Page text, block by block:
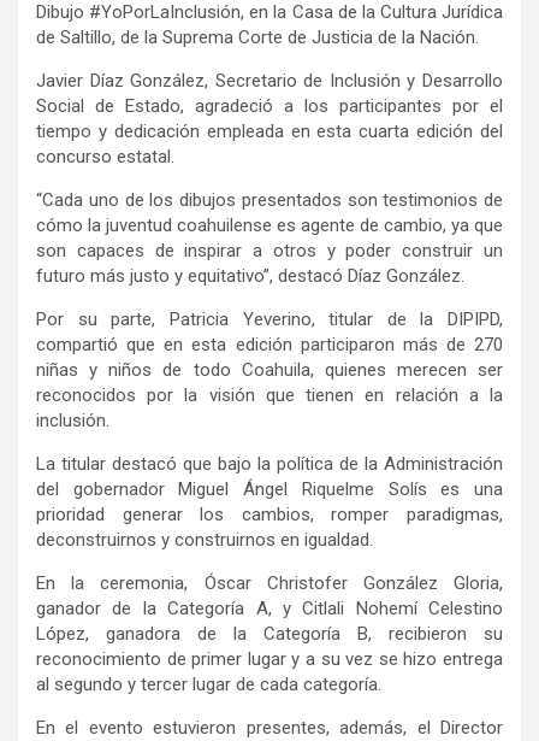
Dibujo #YoPorLaInclusión, en la Casa de la Cultura Jurídica
de Saltillo, de la Suprema Corte de Justicia de la Nación.
Javier Díaz González, Secretario de Inclusión y Desarrollo
Social de Estado, agradeció a los participantes por el
tiempo y dedicación empleada en esta cuarta edición del
concurso estatal.
“Cada uno de los dibujos presentados son testimonios de
cómo la juventud coahuilense es agente de cambio, ya que
son capaces de inspirar a otros y poder construir un
futuro más justo y equitativo”, destacó Díaz González.
Por su parte, Patricia Yeverino, titular de la DIPIPD,
compartió que en esta edición participaron más de 270
niñas y niños de todo Coahuila, quienes merecen ser
reconocidos por la visión que tienen en relación a la
inclusión.
La titular destacó que bajo la política de la Administración
del gobernador Miguel Ángel Riquelme Solís es una
prioridad generar los cambios, romper paradigmas,
deconstruirnos y construirnos en igualdad.
En la ceremonia, Óscar Christofer González Gloria,
ganador de la Categoría A, y Citlali Nohemí Celestino
López, ganadora de la Categoría B, recibieron su
reconocimiento de primer lugar y a su vez se hizo entrega
al segundo y tercer lugar de cada categoría.
En el evento estuvieron presentes, además, el Director